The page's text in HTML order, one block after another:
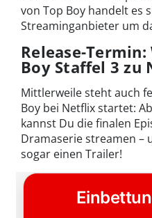
von Top Boy handelt es
Streaminganbieter um
Release-
Boy Staffel 3 zu
Mittlerweile steht auch
Boy bei Netflix startet:
kannst Du die finalen
Dramaserie streamen –
sogar einen Trailer!